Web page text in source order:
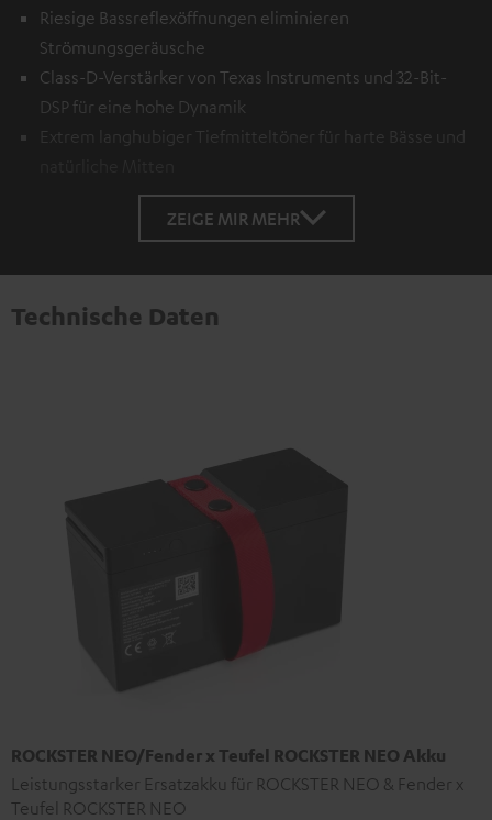
Riesige Bassreflexöffnungen eliminieren
Strömungsgeräusche
Class-D-Verstärker von Texas Instruments und 32-Bit-
DSP für eine hohe Dynamik
Extrem langhubiger Tiefmitteltöner für harte Bässe und
ZEIGE MIR MEHR
Technische Daten
ROCKSTER NEO/Fender x Teufel ROCKSTER NEO Akku
Leistungsstarker Ersatzakku für ROCKSTER NEO & Fender x
Teufel ROCKSTER NEO